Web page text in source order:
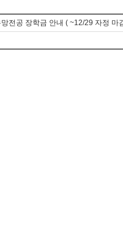
전공 장학금 안내 ( ~12/29 자정 마